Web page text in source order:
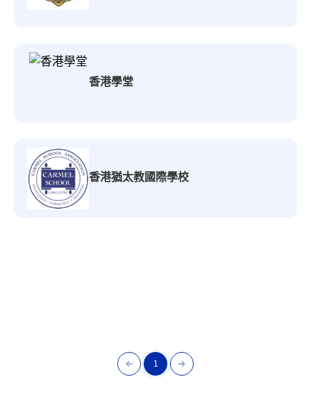
香港學堂
香港猶太教國際學校
1